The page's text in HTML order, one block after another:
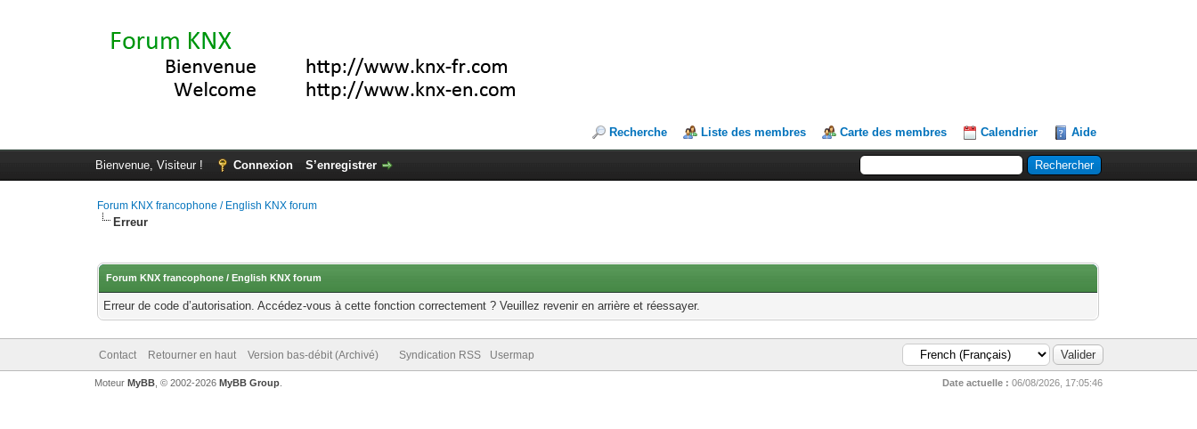
Recherche Liste des membres Carte des membres Calendrier Aide
Bienvenue, Visiteur ! Connexion S’enregistrer
Forum KNX francophone / English KNX forum
Erreur
Forum KNX francophone / English KNX forum
Erreur de code d’autorisation. Accédez-vous à cette fonction correctement ? Veuillez revenir en arrière et réessayer.
Contact Retourner en haut Version bas-débit (Archivé) Syndication RSS Usermap
Date actuelle : 06/08/2026, 17:05:46
Moteur MyBB, © 2002-2026 MyBB Group.